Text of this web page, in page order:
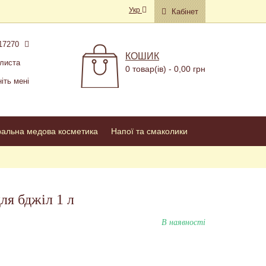
Кабінет
Укр
мені
КОШИК
0 товар(ів) - 0,00 грн
медова косметика Напої та смаколики
бджіл 1 л
В наявності